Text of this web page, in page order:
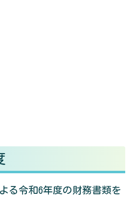
る令和6年度の財務書類を